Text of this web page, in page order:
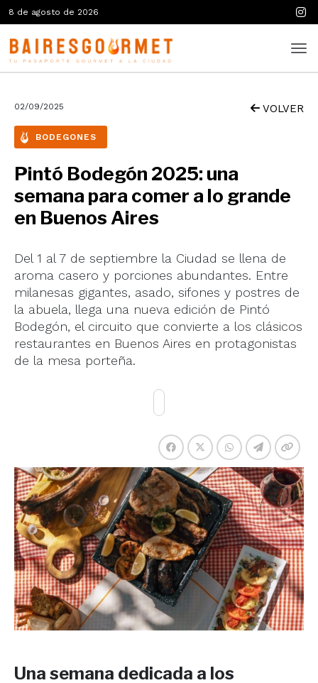
8 de agosto de 2026
02/09/2025 VOLVER
BODEGONES
Pintó Bodegón 2025: una
semana para comer a lo grande
en Buenos Aires
Del 1 al 7 de septiembre la Ciudad se llena de
aroma casero y porciones abundantes. Entre
milanesas gigantes, asado, sifones y postres de
la abuela, llega una nueva edición de Pintó
Bodegón, el circuito que convierte a los clásicos
restaurantes en Buenos Aires en protagonistas
de la mesa porteña.
Una semana dedicada a los